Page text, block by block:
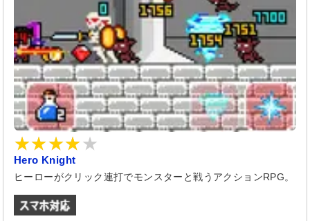
Hero Knight
ヒーローがクリック連打でモンスターと戦うアクションRPG。